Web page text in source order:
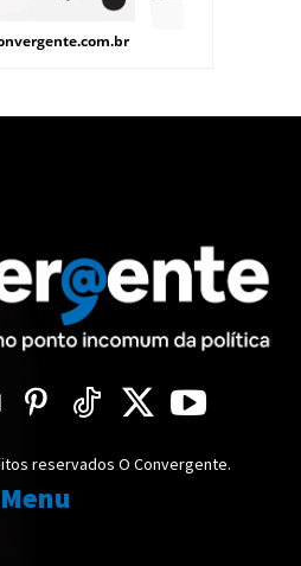
reservados O Convergente.
Menu